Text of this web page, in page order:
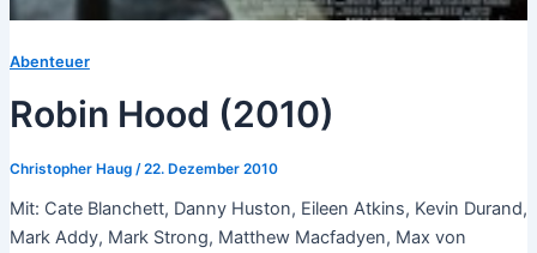
Abenteuer
Robin Hood (2010)
Christopher Haug /22. Dezember 2010
Mit: Cate Blanchett, Danny Huston, Eileen Atkins, Kevin Durand,
Mark Addy, Mark Strong, Matthew Macfadyen, Max von